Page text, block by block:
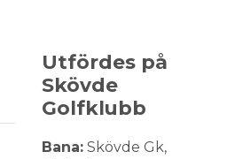
Utfördes på
Skövde
Golfklubb
Bana: Skövde Gk,